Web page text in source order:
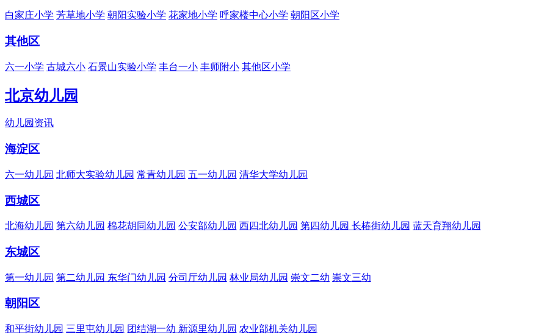
白家庄小学 芳草地小学 朝阳实验小学 花家地小学 呼家楼中心小学 朝阳区小学
其他区
六一小学 古城六小 石景山实验小学 丰台一小 丰师附小 其他区小学
北京幼儿园
幼儿园资讯
海淀区
六一幼儿园 北师大实验幼儿园 常青幼儿园 五一幼儿园 清华大学幼儿园
西城区
北海幼儿园 第六幼儿园 棉花胡同幼儿园 公安部幼儿园 西四北幼儿园 第四幼儿园 长椿街幼儿园 蓝天育翔幼儿园
东城区
第一幼儿园 第二幼儿园 东华门幼儿园 分司厅幼儿园 林业局幼儿园 崇文二幼 崇文三幼
朝阳区
和平街幼儿园 三里屯幼儿园 团结湖一幼 新源里幼儿园 农业部机关幼儿园